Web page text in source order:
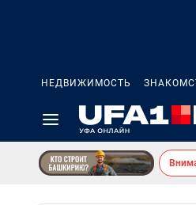
НЕДВИЖИМОСТЬ